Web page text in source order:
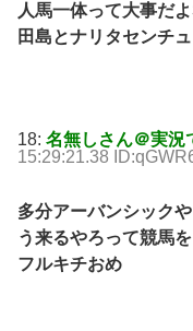
人馬一体って大事だ
田島とナリタセンチ
18: 名無しさん＠実況
15:29:21.38
多分アーバンシック
う来るやろって競馬
フルキチおめ